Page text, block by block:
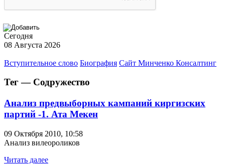
Сегодня
08 Августа 2026
Вступительное слово Биография Сайт Минченко Консалтинг
Тег — Содружество
Анализ предвыборных кампаний киргизских
партий -1. Ата Мекен
09 Октября 2010, 10:58
Анализ вилеороликов
Читать далее